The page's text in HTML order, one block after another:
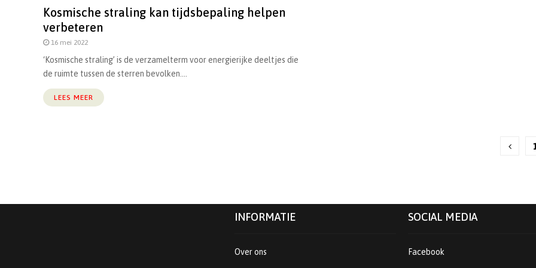
Kosmische straling kan tijdsbepaling helpen
verbeteren
16 mei 2022
‘Kosmische straling’ is de verzamelterm voor energierijke deeltjes die
de ruimte tussen de sterren bevolken....
LEES MEER
INFORMATIE
Over ons
SOCIAL MEDIA
Facebook